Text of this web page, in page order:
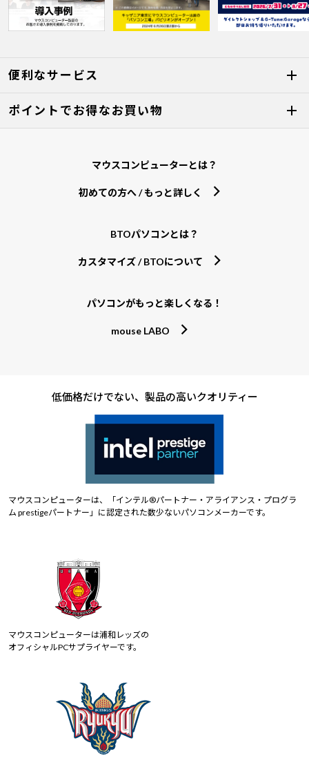
便利なサービス
ポイントでお得なお買い物
マウスコンピューターとは？
初めての方へ / もっと詳しく
BTOパソコンとは？
カスタマイズ / BTOについて
パソコンがもっと楽しくなる！
mouse LABO
低価格だけでない、製品の高いクオリティー
マウスコンピューターは、「インテル®パートナー・アライアンス・プログラ
ム prestigeパートナー」に認定された数少ないパソコンメーカーです。
マウスコンピューターは浦和レッズの
オフィシャルPCサプライヤーです。